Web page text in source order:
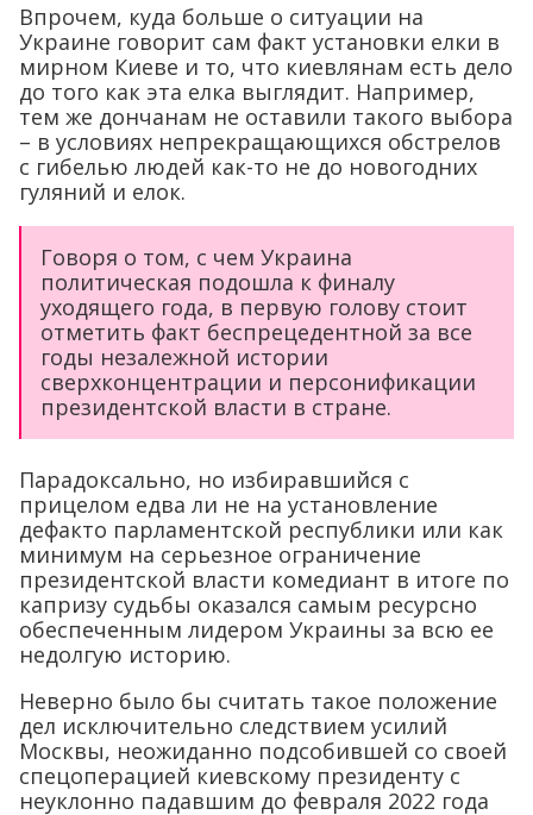
Впрочем, куда больше о ситуации на
Украине говорит сам факт установки елки в
мирном Киеве и то, что киевлянам есть дело
до того как эта елка выглядит. Например,
тем же дончанам не оставили такого выбора
– в условиях непрекращающихся обстрелов
с гибелью людей как-то не до новогодних
гуляний и елок.
Говоря о том, с чем Украина
политическая подошла к финалу
уходящего года, в первую голову стоит
отметить факт беспрецедентной за все
годы незалежной истории
сверхконцентрации и персонификации
президентской власти в стране.
Парадоксально, но избиравшийся с
прицелом едва ли не на установление
дефакто парламентской республики или как
минимум на серьезное ограничение
президентской власти комедиант в итоге по
капризу судьбы оказался самым ресурсно
обеспеченным лидером Украины за всю ее
недолгую историю.
Неверно было бы считать такое положение
дел исключительно следствием усилий
Москвы, неожиданно подсобившей со своей
спецоперацией киевскому президенту с
неуклонно падавшим до февраля 2022 года